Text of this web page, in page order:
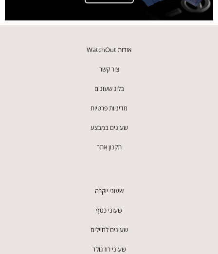
בלוג שעונים
מדיניות פרטיות
שעונים במבצע
שעוני יוקרה
שעוני כסף
שעונים לחיילים
שעוני רוז גולד